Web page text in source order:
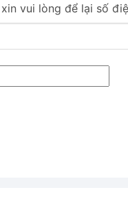
vui lòng để lại số